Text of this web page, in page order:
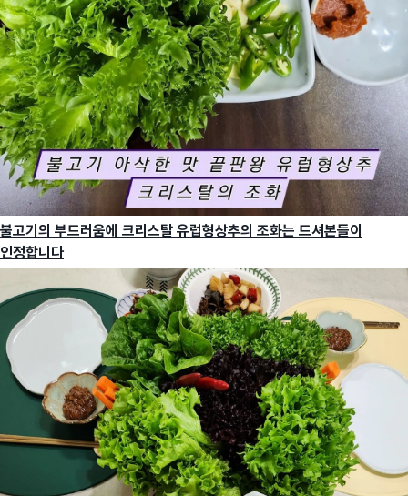
불고기의 부드러움에 크리스탈 유럽형상추의 조화는 드셔본들이
인정합니다